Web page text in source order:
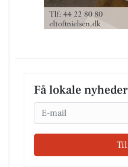
Få lokale
Email